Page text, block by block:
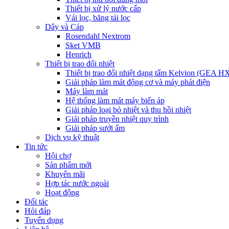
Thiết bị xử lý nước cấp
Vải lọc, băng tải lọc
Dây và Cáp
Rosendahl Nextrom
Sket VMB
Henrich
Thiết bị trao đổi nhiệt
Thiết bị trao đổi nhiệt dạng tấm Kelvion (GEA
Giải pháp làm mát động cơ và máy phát điện
Máy làm mát
Hệ thống làm mát máy biến áp
Giải pháp loại bỏ nhiệt và thu hồi nhiệt
Giải pháp truyền nhiệt quy trình
Giải pháp sưởi ấm
Dịch vụ kỹ thuật
Tin tức
Hội chợ
Sản phẩm mới
Khuyến mãi
Hợp tác nước ngoài
Hoạt động
Đối tác
Hỏi đáp
Tuyển dụng